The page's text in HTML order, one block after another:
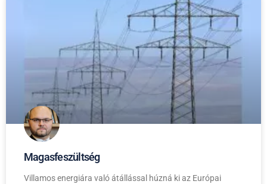
Magasfeszültség
Villamos energiára való átállással húzná ki az Európai